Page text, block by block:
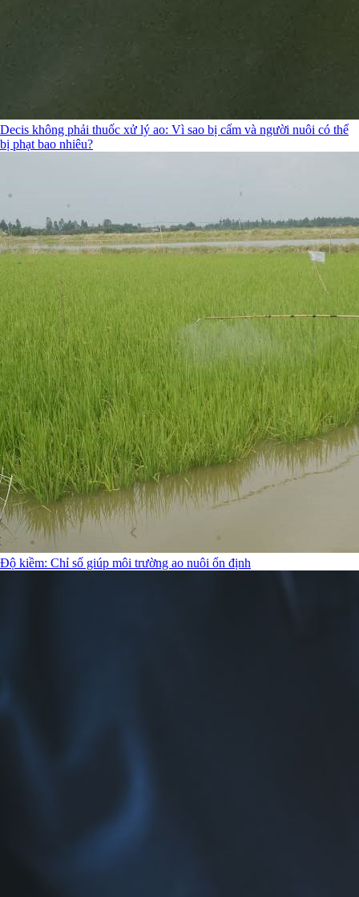
Decis không phải thuốc xử lý ao: Vì sao bị cấm và người nuôi có thể
bị phạt bao nhiêu?
Độ kiềm: Chỉ số giúp môi trường ao nuôi ổn định